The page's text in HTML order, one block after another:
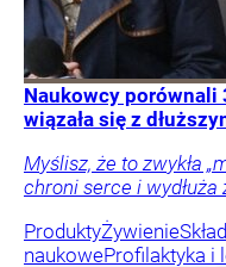
Naukowcy porównali
wiązała się z
Myślisz, że to zwykła
chroni serce i wydłuża
ProduktyŻywienie
naukoweProfilaktyka i